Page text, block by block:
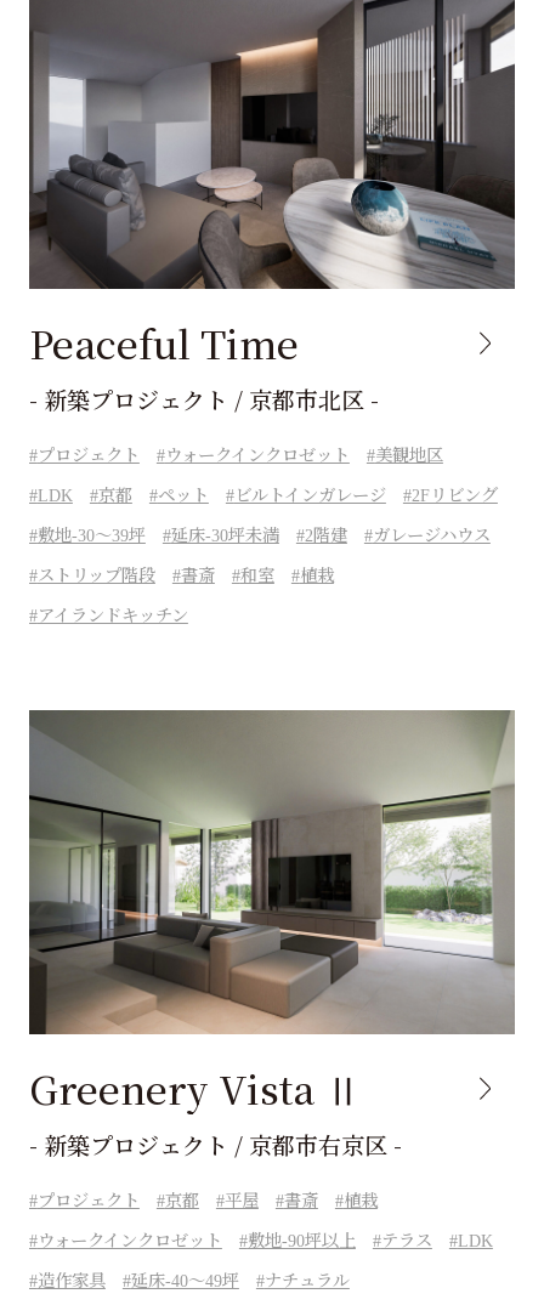
Peaceful Time
- 新築プロジェクト / 京都市北区 -
プロジェクト ウォークインクロゼット 美観地区
LDK 京都 ペット ビルトインガレージ 2Fリビング
敷地-30～39坪 延床-30坪未満 2階建 ガレージハウス
ストリップ階段 書斎 和室 植栽
アイランドキッチン
Greenery Vista Ⅱ
- 新築プロジェクト / 京都市右京区 -
プロジェクト 京都 平屋 書斎 植栽
ウォークインクロゼット 敷地-90坪以上 テラス LDK
造作家具 延床-40～49坪 ナチュラル